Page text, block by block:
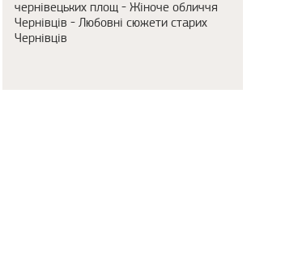
чернівецьких площ - Жіноче обличчя
Чернівців - Любовні сюжети старих
Чернівців